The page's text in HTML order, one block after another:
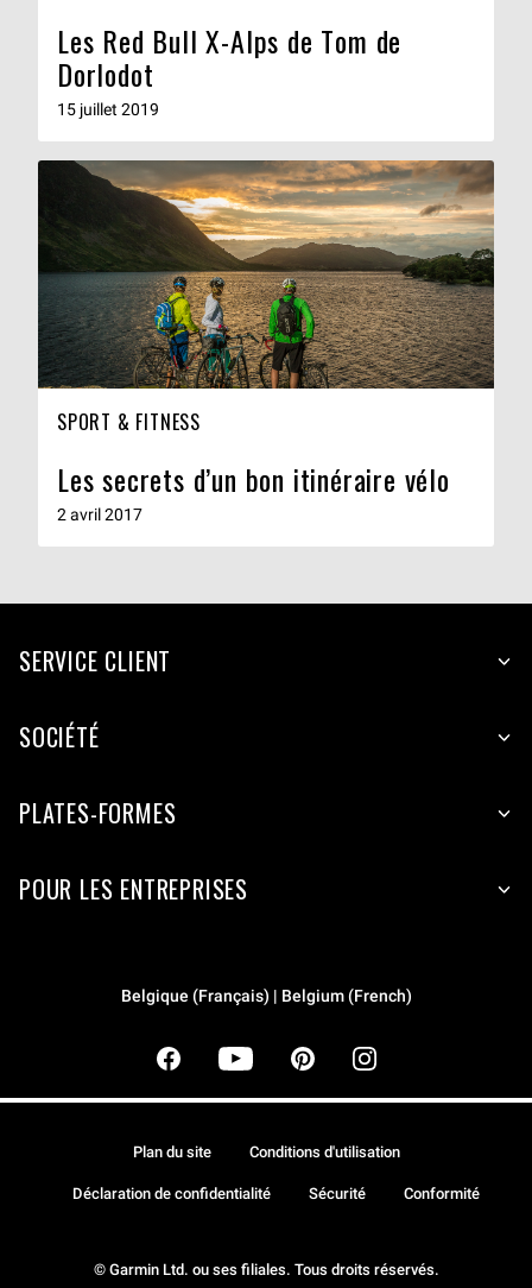
Les Red Bull X-Alps de Tom de
Dorlodot
15 juillet 2019
SPORT & FITNESS
Les secrets d’un bon itinéraire vélo
2 avril 2017
SERVICE CLIENT
SOCIÉTÉ
PLATES-FORMES
POUR LES ENTREPRISES
Belgique (Français) | Belgium (French)
© Garmin Ltd. ou ses filiales. Tous droits réservés.
Plan du site Conditions d'utilisation
Déclaration de confidentialité Sécurité Conformité